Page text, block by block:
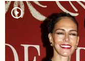
player2